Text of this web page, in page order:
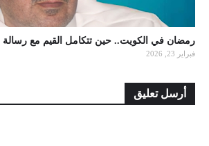
رمضان في الكويت.. حين تتكامل القيم مع رسالة
فبراير 23, 2026
أرسل تعليق